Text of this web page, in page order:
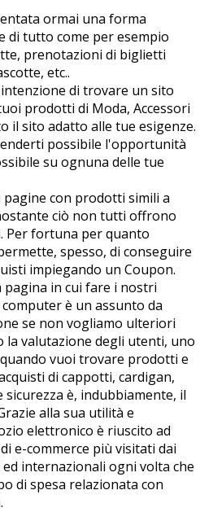
ormai una forma
di tutto come per esempio
prenotazioni di biglietti
etc..
di trovare un sito
prodotti di Moda, Accessori
il sito adatto alle tue esigenze.
possibile l'opportunità
su ognuna delle tue
con prodotti simili a
ciò non tutti offrono
Per fortuna per quanto
spesso, di conseguire
impiegando un Coupon.
pagina in cui fare i nostri
è un assunto da
se non vogliamo ulteriori
la valutazione degli utenti, uno
vuoi trovare prodotti e
di cappotti, cardigan,
sicurezza è, indubbiamente, il
alla sua utilità e
elettronico è riuscito ad
e-commerce più visitati dai
internazionali ogni volta che
di spesa relazionata con